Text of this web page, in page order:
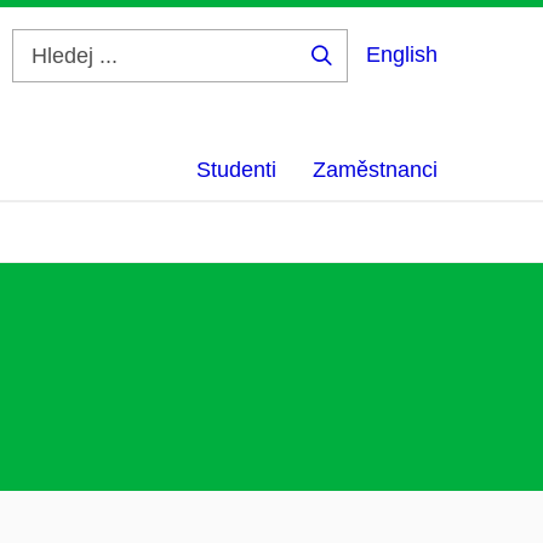
English
Studenti Zaměstnanci